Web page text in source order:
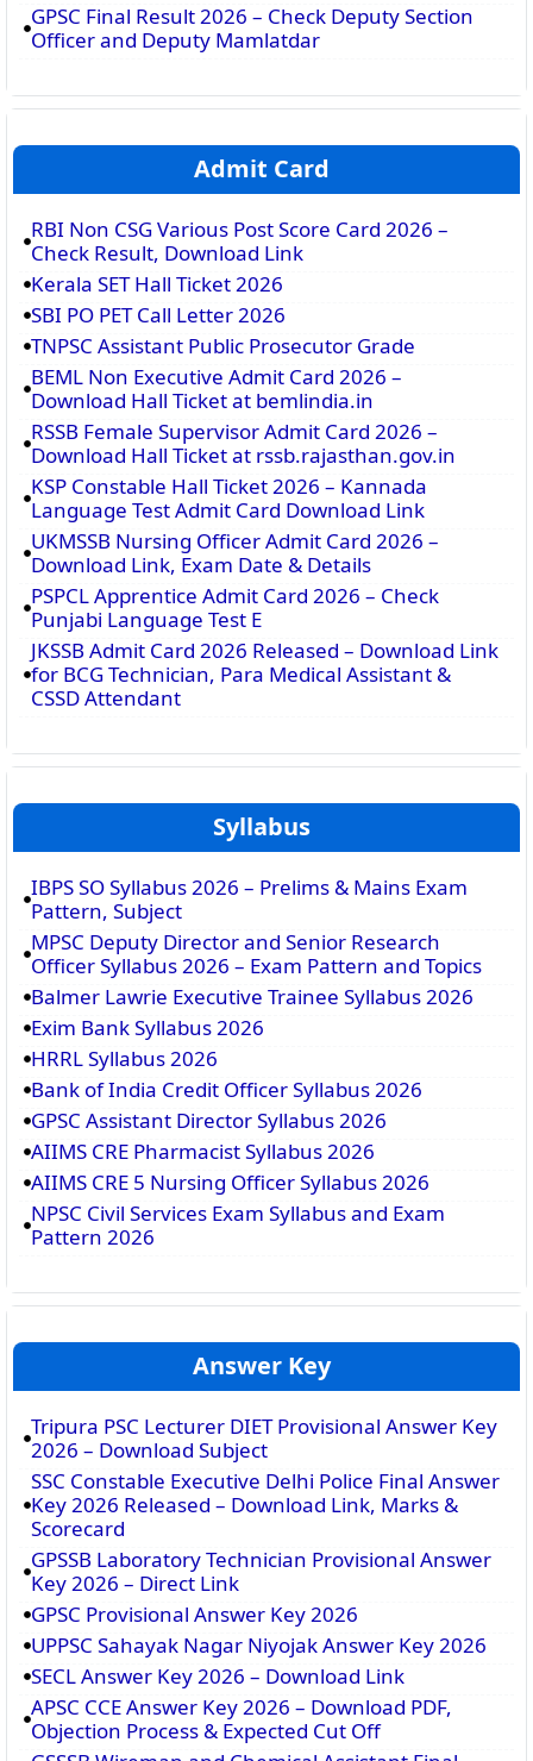
GPSC Final Result 2026 – Check Deputy Section
Officer and Deputy Mamlatdar
Admit Card
RBI Non CSG Various Post Score Card 2026 –
Check Result, Download Link
Kerala SET Hall Ticket 2026
SBI PO PET Call Letter 2026
TNPSC Assistant Public Prosecutor Grade
BEML Non Executive Admit Card 2026 –
Download Hall Ticket at bemlindia.in
RSSB Female Supervisor Admit Card 2026 –
Download Hall Ticket at rssb.rajasthan.gov.in
KSP Constable Hall Ticket 2026 – Kannada
Language Test Admit Card Download Link
UKMSSB Nursing Officer Admit Card 2026 –
Download Link, Exam Date & Details
PSPCL Apprentice Admit Card 2026 – Check
Punjabi Language Test E
JKSSB Admit Card 2026 Released – Download Link
for BCG Technician, Para Medical Assistant &
CSSD Attendant
Syllabus
IBPS SO Syllabus 2026 – Prelims & Mains Exam
Pattern, Subject
MPSC Deputy Director and Senior Research
Officer Syllabus 2026 – Exam Pattern and Topics
Balmer Lawrie Executive Trainee Syllabus 2026
Exim Bank Syllabus 2026
HRRL Syllabus 2026
Bank of India Credit Officer Syllabus 2026
GPSC Assistant Director Syllabus 2026
AIIMS CRE Pharmacist Syllabus 2026
AIIMS CRE 5 Nursing Officer Syllabus 2026
NPSC Civil Services Exam Syllabus and Exam
Pattern 2026
Answer Key
Tripura PSC Lecturer DIET Provisional Answer Key
2026 – Download Subject
SSC Constable Executive Delhi Police Final Answer
Key 2026 Released – Download Link, Marks &
Scorecard
GPSSB Laboratory Technician Provisional Answer
Key 2026 – Direct Link
GPSC Provisional Answer Key 2026
UPPSC Sahayak Nagar Niyojak Answer Key 2026
SECL Answer Key 2026 – Download Link
APSC CCE Answer Key 2026 – Download PDF,
Objection Process & Expected Cut Off